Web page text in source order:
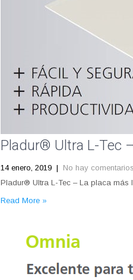
Pladur® Ultra L-Tec
14 enero, 2019 | No hay comentarios
Pladur® Ultra L-Tec – La placa más
Read More »